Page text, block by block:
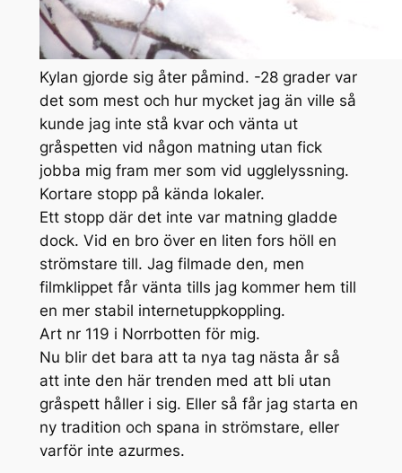
Kylan gjorde sig åter påmind. -28 grader var
det som mest och hur mycket jag än ville så
kunde jag inte stå kvar och vänta ut
gråspetten vid någon matning utan fick
jobba mig fram mer som vid ugglelyssning.
Kortare stopp på kända lokaler.
Ett stopp där det inte var matning gladde
dock. Vid en bro över en liten fors höll en
strömstare till. Jag filmade den, men
filmklippet får vänta tills jag kommer hem till
en mer stabil internetuppkoppling.
Art nr 119 i Norrbotten för mig.
Nu blir det bara att ta nya tag nästa år så
att inte den här trenden med att bli utan
gråspett håller i sig. Eller så får jag starta en
ny tradition och spana in strömstare, eller
varför inte azurmes.